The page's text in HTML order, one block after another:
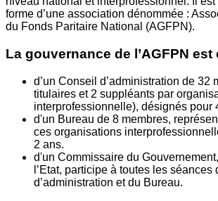
forme d’une association dénommée :
du Fonds Paritaire National (AGFPN).
La gouvernance de l’AGFPN
d’un Conseil d’administration de 32
titulaires et 2 suppléants par
interprofessionnelle), désignés pour
d'un Bureau de 8 membres,
ces organisations
2 ans.
d'un Commissaire du
l’Etat, participe à toutes les séances
d’administration et du Bureau.